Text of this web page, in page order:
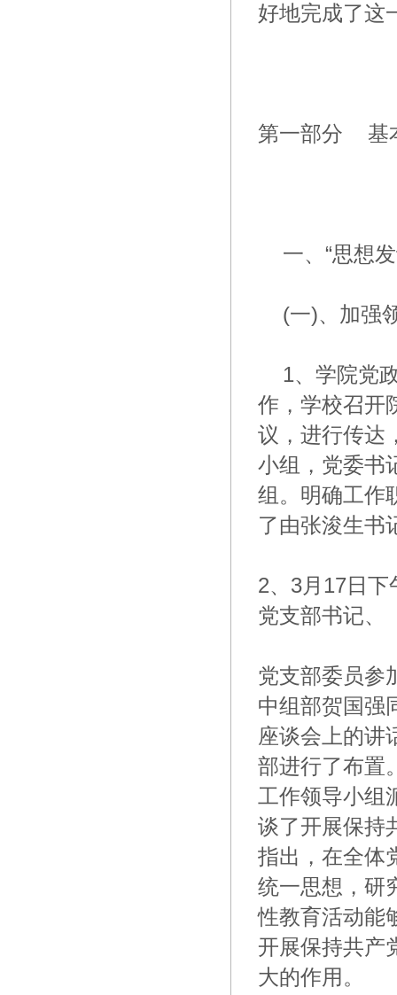
好地完成了这
第一部分 基
一、“思想发
(一)、加强
1、学院党
作，学校召开
议，进行传达
小组，党委书
组。明确工作
了由张浚生书
2、3月17日
党支部书记、
党支部委员参
中组部贺国强
座谈会上的讲
部进行了布置
工作领导小组
谈了开展保持
指出，在全体
统一思想，研
性教育活动能
开展保持共产
大的作用。